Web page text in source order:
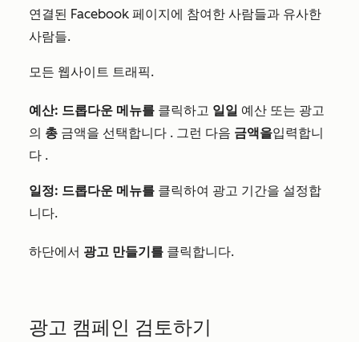
연결된 Facebook 페이지에 참여한 사람들과 유사한
사람들.
모든 웹사이트 트래픽.
예산: 드롭다운 메뉴를 클릭하고 일일 예산 또는 광고
의 총 금액을 선택합니다 . 그런 다음 금액을입력합니
다 .
일정: 드롭다운 메뉴를 클릭하여 광고 기간을 설정합
니다.
하단에서 광고 만들기를 클릭합니다.
광고 캠페인 검토하기